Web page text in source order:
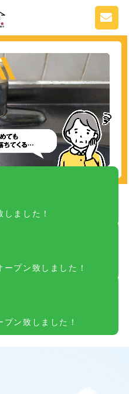
ました！
プン致しました！
ン致しました！